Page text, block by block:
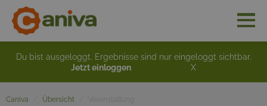
Du bist ausgeloggt. Ergebnisse sind nur eingeloggt sichtbar.
Jetzt einloggen
X
Caniva Übersicht